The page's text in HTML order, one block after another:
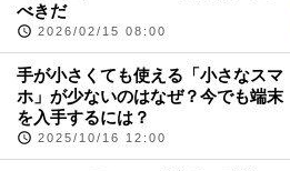
べきだ
2026/02/15 08:00
手が小さくても使える「小さなスマ
ホ」が少ないのはなぜ？今でも端末
を入手するには？
2025/10/16 12:00